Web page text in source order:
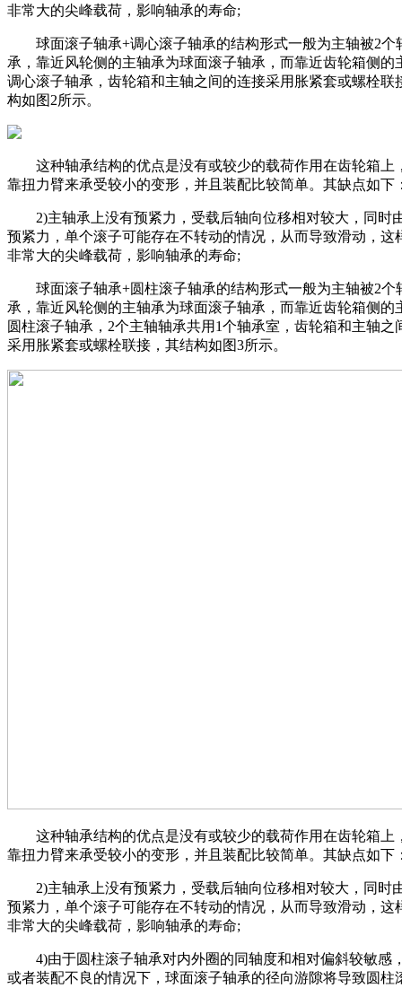
非常大的尖峰载荷，影响轴承的寿命;
球面滚子轴承+调心滚子轴承的结构形式一般为主轴被2个
承，靠近风轮侧的主轴承为球面滚子轴承，而靠近齿轮箱侧的
调心滚子轴承，齿轮箱和主轴之间的连接采用胀紧套或螺栓联
构如图2所示。
这种轴承结构的优点是没有或较少的载荷作用在齿轮箱上
靠扭力臂来承受较小的变形，并且装配比较简单。其缺点如下
2)主轴承上没有预紧力，受载后轴向位移相对较大，同时
预紧力，单个滚子可能存在不转动的情况，从而导致滑动，这
非常大的尖峰载荷，影响轴承的寿命;
球面滚子轴承+圆柱滚子轴承的结构形式一般为主轴被2个
承，靠近风轮侧的主轴承为球面滚子轴承，而靠近齿轮箱侧的
圆柱滚子轴承，2个主轴轴承共用1个轴承室，齿轮箱和主轴之
采用胀紧套或螺栓联接，其结构如图3所示。
这种轴承结构的优点是没有或较少的载荷作用在齿轮箱上
靠扭力臂来承受较小的变形，并且装配比较简单。其缺点如下
2)主轴承上没有预紧力，受载后轴向位移相对较大，同时
预紧力，单个滚子可能存在不转动的情况，从而导致滑动，这
非常大的尖峰载荷，影响轴承的寿命;
4)由于圆柱滚子轴承对内外圈的同轴度和相对偏斜较敏感
或者装配不良的情况下，球面滚子轴承的径向游隙将导致圆柱